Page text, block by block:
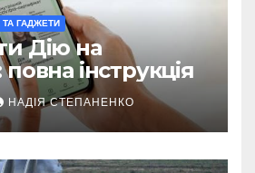
ТА ГАДЖЕТИ
Дію на
інструкція
НАДІЯ СТЕПАНЕНКО